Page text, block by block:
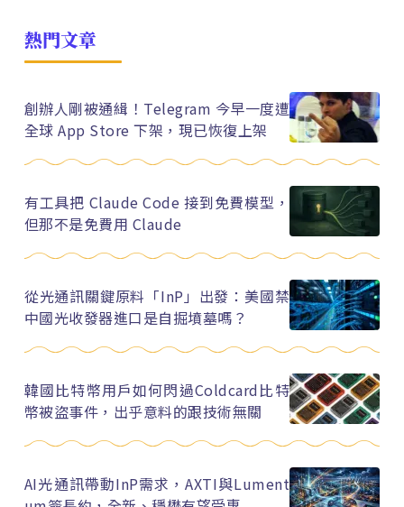
熱門文章
創辦人剛被通緝！Telegram 今早一度遭
全球 App Store 下架，現已恢復上架
有工具把 Claude Code 接到免費模型，
但那不是免費用 Claude
從光通訊關鍵原料「InP」出發：美國禁
中國光收發器進口是自掘墳墓嗎？
韓國比特幣用戶如何閃過Coldcard比特
幣被盜事件，出乎意料的跟技術無關
AI光通訊帶動InP需求，AXTI與Lument